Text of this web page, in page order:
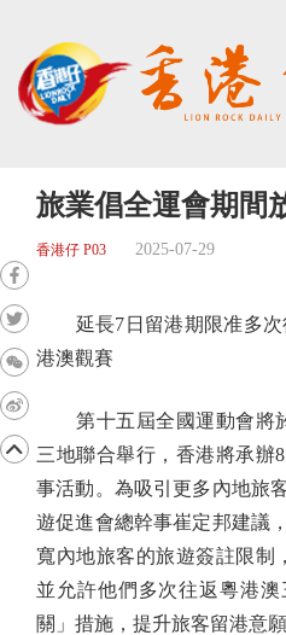
旅業倡全運會期間
香港仔 P03 2025-07-29
延長7日留港期限准多次
港澳觀賽
第十五屆全國運動會將於
三地聯合舉行，香港將承辦
事活動。為吸引更多內地旅
遊促進會總幹事崔定邦建議
寬內地旅客的旅遊簽註限制
並允許他們多次往返粵港
關」措施，提升旅客留港意願